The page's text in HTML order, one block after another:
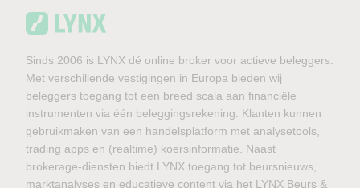
Sinds 2006 is LYNX dé online broker voor actieve beleggers.
Met verschillende vestigingen in Europa bieden wij
beleggers toegang tot een breed scala aan financiële
instrumenten via één beleggingsrekening. Klanten kunnen
gebruikmaken van een handelsplatform met analysetools,
trading apps en (realtime) koersinformatie. Naast
brokerage-diensten biedt LYNX toegang tot beursnieuws,
marktanalyses en educatieve content via het LYNX Beurs &